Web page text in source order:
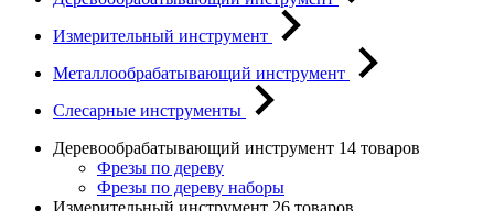
Измерительный инструмент
Металлообрабатывающий инструмент
Слесарные инструменты
Деревообрабатывающий инструмент 14 товаров
Фрезы по дереву
Фрезы по дереву наборы
Измерительный инструмент 26 товаров